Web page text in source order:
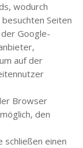
wodurch
Seiten
Google-
auf der
Browser
den
schließen einen